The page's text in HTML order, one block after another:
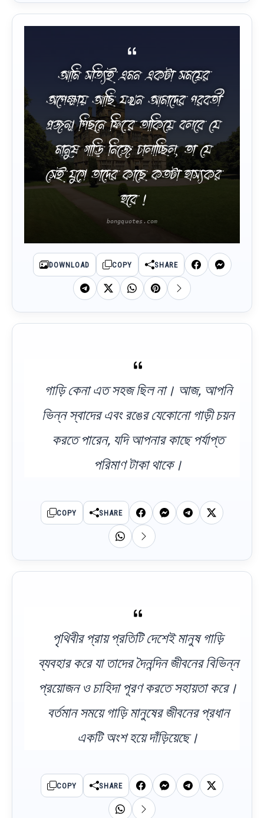
আমি সত্যিই এমন একটা সময়ের
অপেক্ষায় আছি যখন আমাদের পরবর্তী
প্রজন্ম পিছনে ফিরে তাকিয়ে বলবে যে
মানুষ গাড়ি নিজে চালাচ্ছিল, তা যে
সেই যুগে তাদের কাছে কতটা হাস্যকর
হবে !
DOWNLOAD COPY SHARE
গাড়ি কেনা এত সহজ ছিল না। আজ, আপনি
ভিন্ন স্বাদের এবং রঙের যেকোনো গাড়ী চয়ন
করতে পারেন, যদি আপনার কাছে পর্যাপ্ত
পরিমাণ টাকা থাকে।
COPY SHARE
পৃথিবীর প্রায় প্রতিটি দেশেই মানুষ গাড়ি
ব্যবহার করে যা তাদের দৈনন্দিন জীবনের বিভিন্ন
প্রয়োজন ও চাহিদা পূরণ করতে সহায়তা করে।
বর্তমান সময়ে গাড়ি মানুষের জীবনের প্রধান
একটি অংশ হয়ে দাঁড়িয়েছে।
COPY SHARE